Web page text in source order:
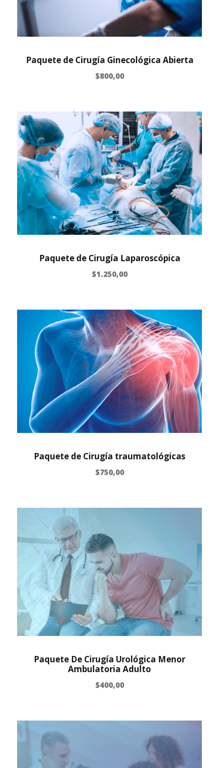
Paquete de Cirugía Ginecológica Abierta
$800,00
Paquete de Cirugía Laparoscópica
$1.250,00
Paquete de Cirugía traumatológicas
$750,00
Paquete De Cirugía Urológica Menor
Ambulatoria Adulto
$400,00